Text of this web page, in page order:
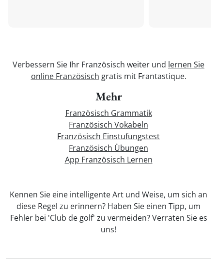
Verbessern Sie Ihr Französisch weiter und lernen Sie
online Französisch gratis mit Frantastique.
Mehr
Französisch Grammatik
Französisch Vokabeln
Französisch Einstufungstest
Französisch Übungen
App Französisch Lernen
Kennen Sie eine intelligente Art und Weise, um sich an
diese Regel zu erinnern? Haben Sie einen Tipp, um
Fehler bei 'Club de golf' zu vermeiden? Verraten Sie es
uns!